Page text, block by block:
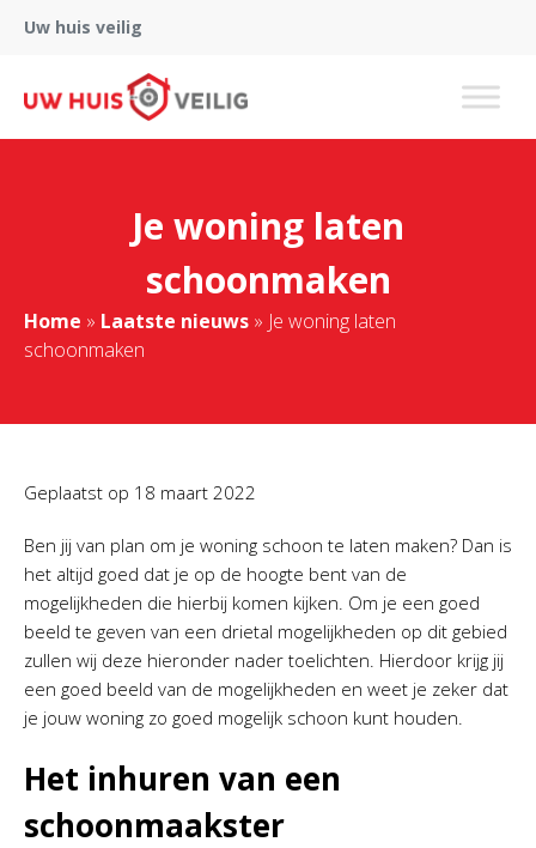
Uw huis veilig
Je woning laten
schoonmaken
Home » Laatste nieuws » Je woning laten
schoonmaken
Geplaatst op 18 maart 2022
Ben jij van plan om je woning schoon te laten maken? Dan is
het altijd goed dat je op de hoogte bent van de
mogelijkheden die hierbij komen kijken. Om je een goed
beeld te geven van een drietal mogelijkheden op dit gebied
zullen wij deze hieronder nader toelichten. Hierdoor krijg jij
een goed beeld van de mogelijkheden en weet je zeker dat
je jouw woning zo goed mogelijk schoon kunt houden.
Het inhuren van een
schoonmaakster